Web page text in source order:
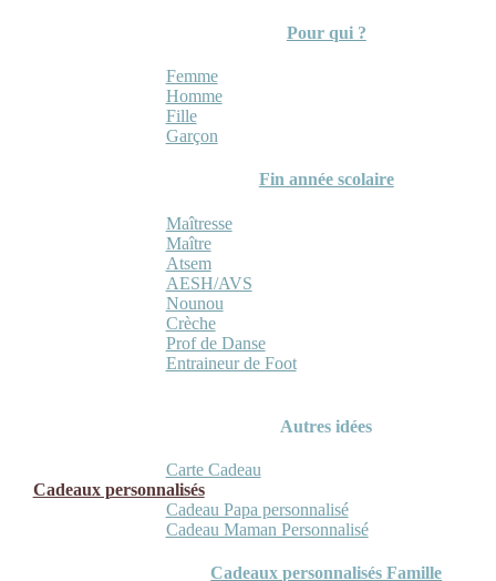
Pour qui ?
Femme
Homme
Fille
Garçon
Fin année scolaire
Maîtresse
Maître
Atsem
AESH/AVS
Nounou
Crèche
Prof de Danse
Entraineur de Foot
Autres idées
Carte Cadeau
Cadeaux personnalisés
Cadeau Papa personnalisé
Cadeau Maman Personnalisé
Cadeaux personnalisés Famille